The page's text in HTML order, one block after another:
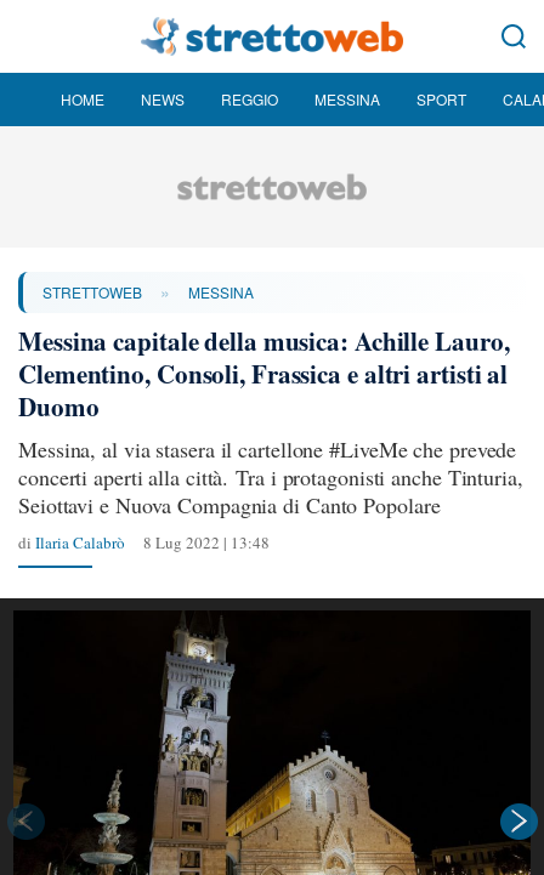
HOME NEWS REGGIO MESSINA SPORT
STRETTOWEB » MESSINA
Messina capitale della musica: Achille Lauro,
Clementino, Consoli, Frassica e altri artisti al
Duomo
Messina, al via stasera il cartellone #LiveMe che prevede
concerti aperti alla città. Tra i protagonisti anche Tinturia,
Seiottavi e Nuova Compagnia di Canto Popolare
di Ilaria Calabrò 8 Lug 2022 | 13:48